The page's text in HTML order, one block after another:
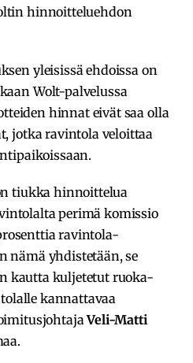
hinnoitteluehdon
yleisissä ehdoissa on
Wolt-palvelussa
hinnat eivät saa olla
jotka ravintola veloittaa
tiukka hinnoittelua
perimä komissio
ravintola-
nämä yhdistetään, se
kautta kuljetetut ruoka-
kannattavaa
Veli-Matti